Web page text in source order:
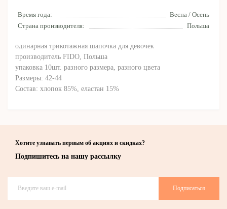
Время года:
Весна / Осень
Страна производителя:
Польша
одинарная трикотажная шапочка для девочек
производитель FIDO, Польша
упаковка 10шт. разного размера, разного цвета
Размеры: 42-44
Состав: хлопок 85%, еластан 15%
Хотите узнавать первым об акциях и скидках?
Подпишитесь на нашу рассылку
Подписаться